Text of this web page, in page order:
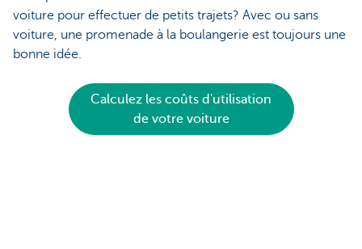
voiture pour effectuer de petits trajets? Avec ou sans
voiture, une promenade à la boulangerie est toujours une
bonne idée.
Calculez les coûts d'utilisation
de votre voiture